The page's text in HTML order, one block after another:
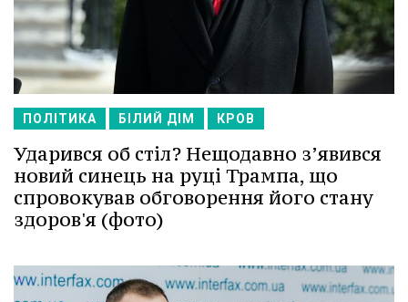
ПОЛІТИКА БІЛИЙ ДІМ КРОВ
Ударився об стіл? Нещодавно з’явився
новий синець на руці Трампа, що
спровокував обговорення його стану
здоров'я (фото)